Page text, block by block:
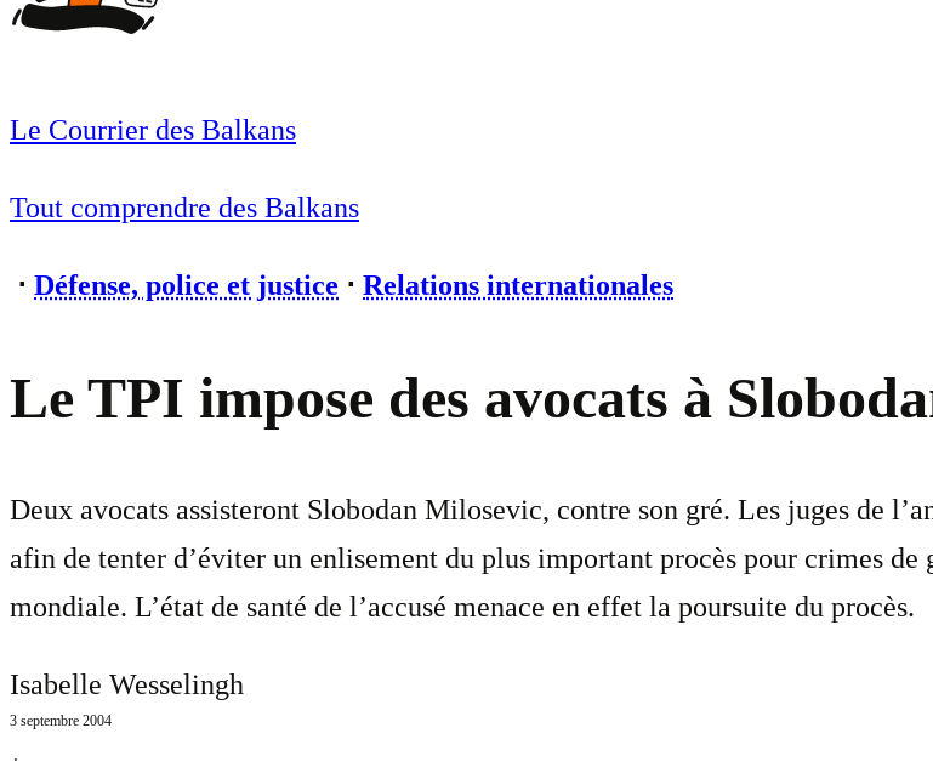
Le Courrier des Balkans
Tout comprendre des Balkans
⋅ Défense, police et justice ⋅ Relations internationales
Le TPI impose des avocats à
Deux avocats assisteront Slobodan Milosevic, contre son gré. Les juges de
afin de tenter d’éviter un enlisement du plus important procès pour crimes
mondiale. L’état de santé de l’accusé menace en effet la poursuite du procès.
Isabelle Wesselingh
3 septembre 2004
⋅